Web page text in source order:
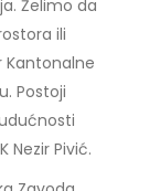
Želimo da
ili
Postoji
Nezir Pivić.